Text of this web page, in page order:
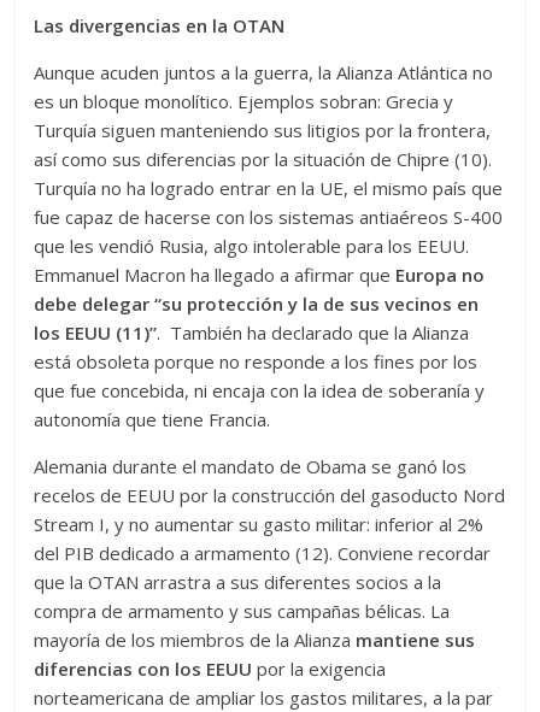
Las divergencias en la OTAN
Aunque acuden juntos a la guerra, la Alianza Atlántica no
es un bloque monolítico. Ejemplos sobran: Grecia y
Turquía siguen manteniendo sus litigios por la frontera,
así como sus diferencias por la situación de Chipre (10).
Turquía no ha logrado entrar en la UE, el mismo país que
fue capaz de hacerse con los sistemas antiaéreos S-400
que les vendió Rusia, algo intolerable para los EEUU.
Emmanuel Macron ha llegado a afirmar que Europa no
debe delegar “su protección y la de sus vecinos en
los EEUU (11)”. También ha declarado que la Alianza
está obsoleta porque no responde a los fines por los
que fue concebida, ni encaja con la idea de soberanía y
autonomía que tiene Francia.
Alemania durante el mandato de Obama se ganó los
recelos de EEUU por la construcción del gasoducto Nord
Stream I, y no aumentar su gasto militar: inferior al 2%
del PIB dedicado a armamento (12). Conviene recordar
que la OTAN arrastra a sus diferentes socios a la
compra de armamento y sus campañas bélicas. La
mayoría de los miembros de la Alianza mantiene sus
diferencias con los EEUU por la exigencia
norteamericana de ampliar los gastos militares, a la par